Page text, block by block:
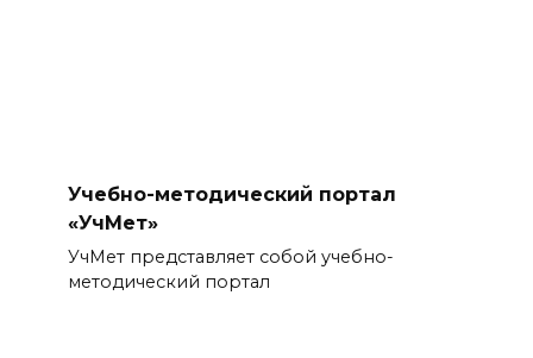
Учебно-методический портал
«УчМет»
УчМет представляет собой учебно-
методический портал